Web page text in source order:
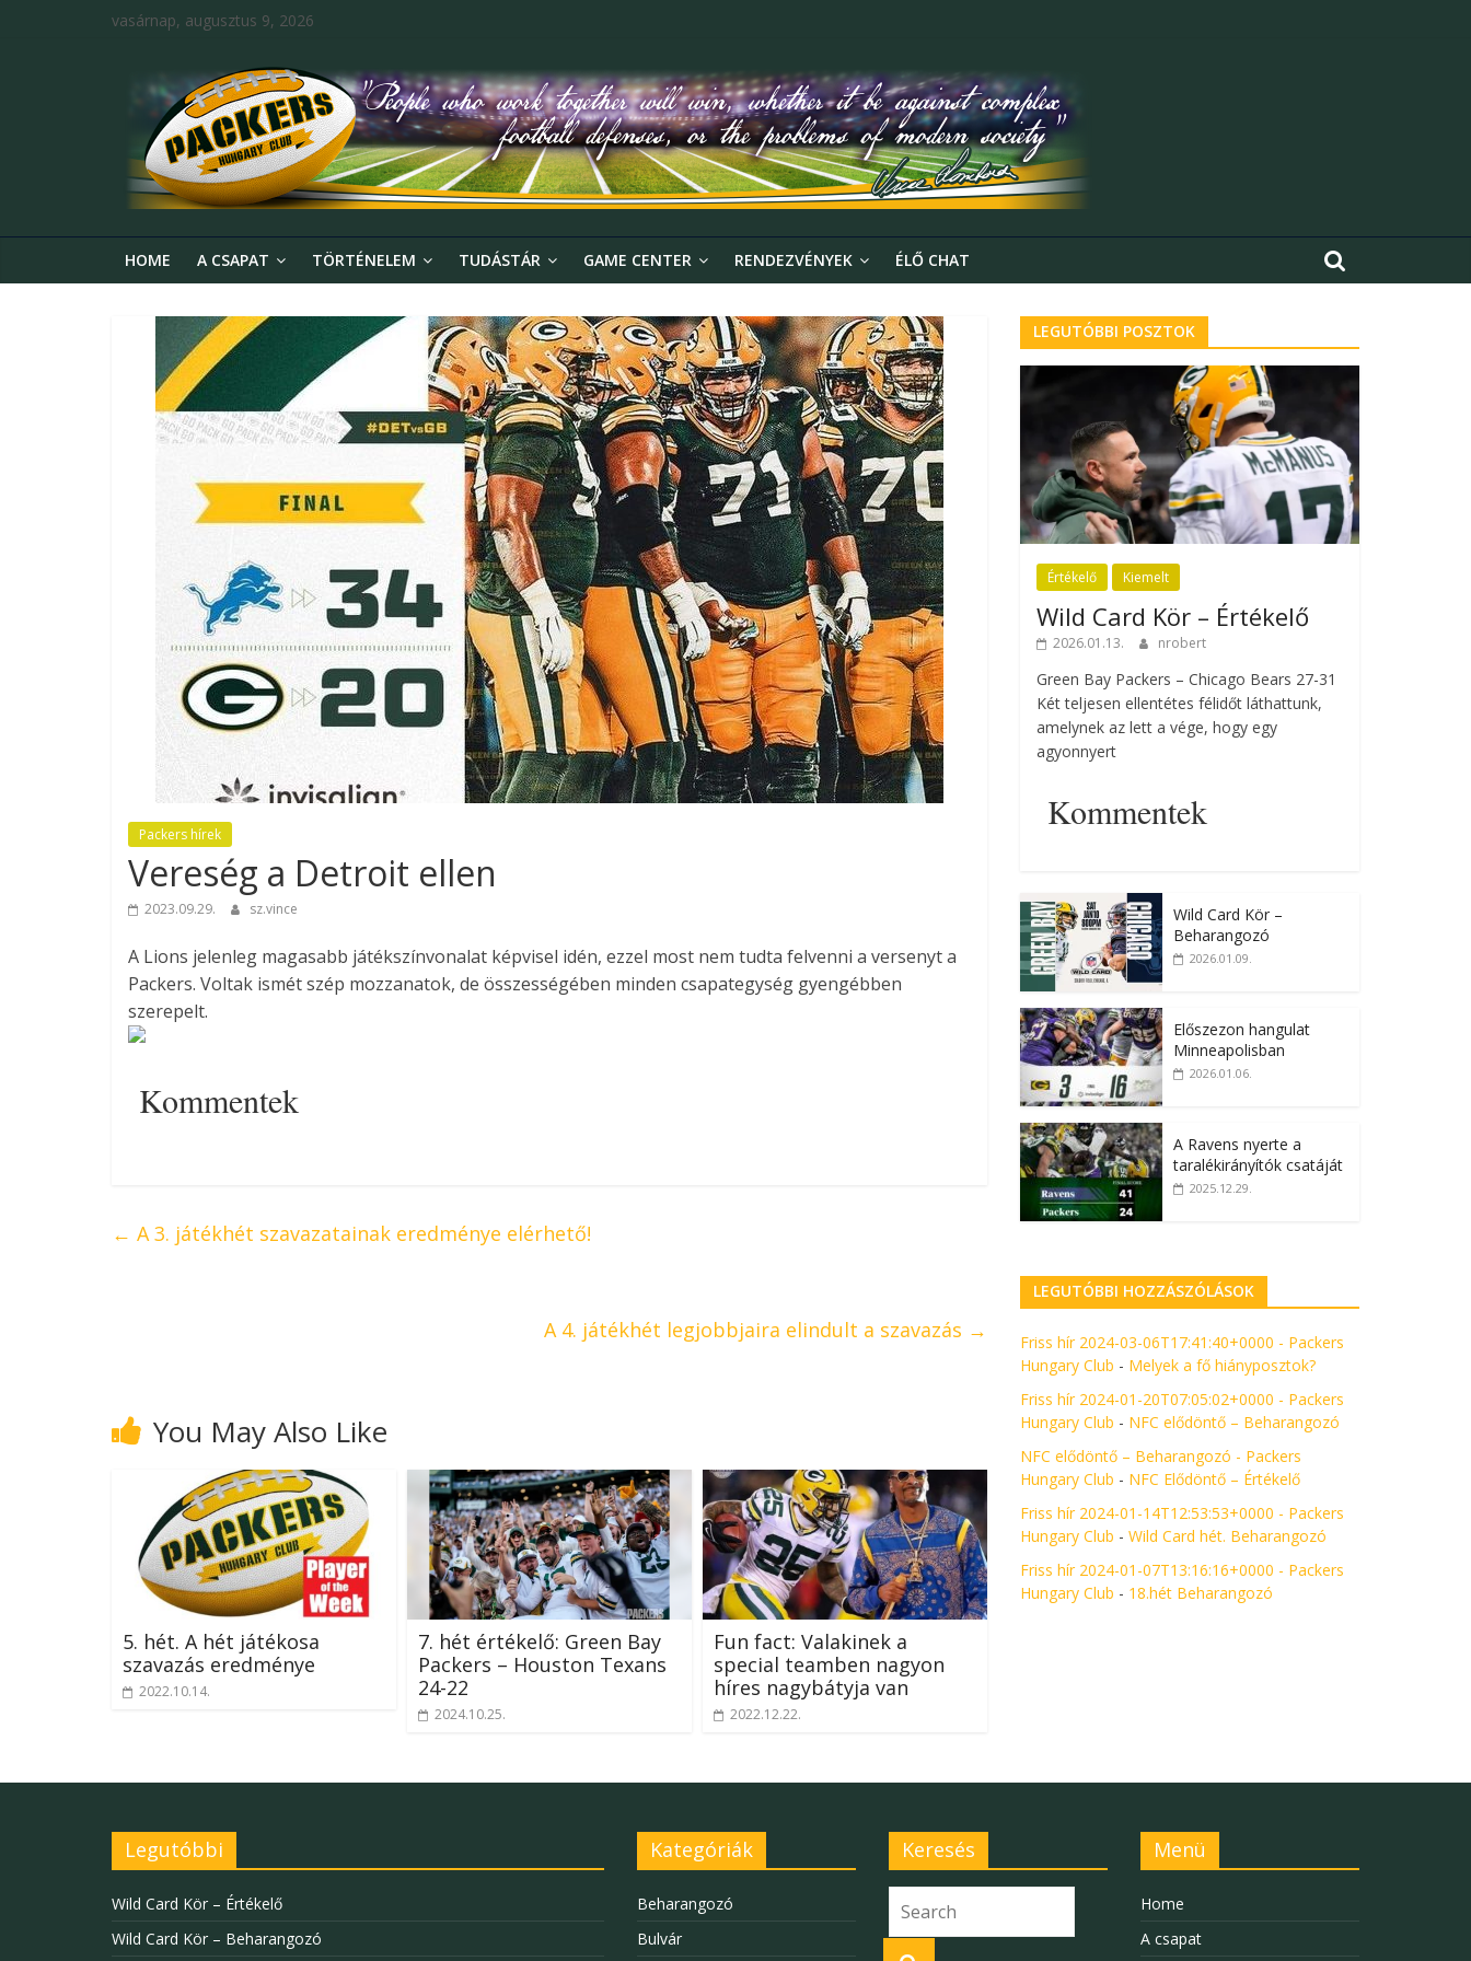
vasárnap, augusztus 9, 2026
HOME A CSAPAT TÖRTÉNELEM TUDÁSTÁR GAME CENTER RENDEZVÉNYEK ÉLŐ CHAT
Packers hírek
Vereség a Detroit ellen
2023.09.29. sz.vince
A Lions jelenleg magasabb játékszínvonalat képvisel idén, ezzel most nem tudta felvenni a versenyt a
Packers. Voltak ismét szép mozzanatok, de összességében minden csapategység gyengébben
szerepelt.
Kommentek
← A 3. játékhét szavazatainak eredménye elérhető!
A 4. játékhét legjobbjaira elindult a szavazás →
You May Also Like
5. hét. A hét játékosa
szavazás eredménye
2022.10.14.
7. hét értékelő: Green Bay
Packers – Houston Texans
24-22
2024.10.25.
Fun fact: Valakinek a
special teamben nagyon
híres nagybátyja van
2022.12.22.
LEGUTÓBBI POSZTOK
Értékelő Kiemelt
Wild Card Kör – Értékelő
2026.01.13. nrobert
Green Bay Packers – Chicago Bears 27-31
Két teljesen ellentétes félidőt láthattunk,
amelynek az lett a vége, hogy egy
agyonnyert
Kommentek
Wild Card Kör –
Beharangozó
2026.01.09.
Előszezon hangulat
Minneapolisban
2026.01.06.
A Ravens nyerte a
taralékirányítók csatáját
2025.12.29.
LEGUTÓBBI HOZZÁSZÓLÁSOK
Friss hír 2024-03-06T17:41:40+0000 - Packers
Hungary Club - Melyek a fő hiányposztok?
Friss hír 2024-01-20T07:05:02+0000 - Packers
Hungary Club - NFC elődöntő – Beharangozó
NFC elődöntő – Beharangozó - Packers
Hungary Club - NFC Elődöntő – Értékelő
Friss hír 2024-01-14T12:53:53+0000 - Packers
Hungary Club - Wild Card hét. Beharangozó
Friss hír 2024-01-07T13:16:16+0000 - Packers
Hungary Club - 18.hét Beharangozó
Legutóbbi
Wild Card Kör – Értékelő
Wild Card Kör – Beharangozó
Kategóriák
Beharangozó
Bulvár
Keresés Menü
Home
A csapat